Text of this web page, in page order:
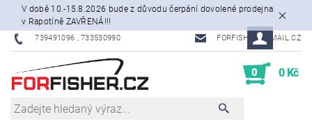
V době 10.-15.8.2026 bude z důvodu čerpání dovolené prodejna
v Rapotíně ZAVŘENÁ!!!
739491096 , 733530990 FORFISHER@EMAIL.CZ
0 0 Kč